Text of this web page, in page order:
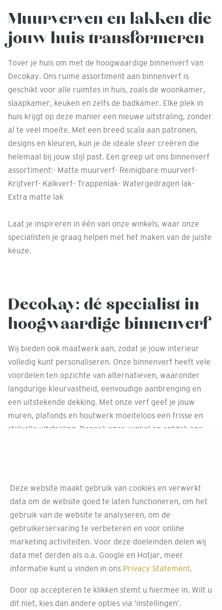
Muurverven en lakken die
jouw huis transformeren
Tover je huis om met de hoogwaardige binnenverf van
Decokay. Ons ruime assortiment aan binnenverf is
geschikt voor alle ruimtes in huis, zoals de woonkamer,
slaapkamer, keuken en zelfs de badkamer. Elke plek in
huis krijgt op deze manier een nieuwe uitstraling, zonder
al te veel moeite. Met een breed scala aan patronen,
designs en kleuren, kun je de ideale sfeer creëren die
helemaal bij jouw stijl past. Een greep uit ons binnenverf
assortiment:- Matte muurverf- Reinigbare muurverf-
Krijtverf- Kalkverf- Trappenlak- Watergedragen lak-
Extra matte lak
Laat je inspireren in één van onze winkels, waar onze
specialisten je graag helpen met het maken van de juiste
keuze.
Decokay: dé specialist in
hoogwaardige binnenverf
Wij bieden ook maatwerk aan, zodat je jouw interieur
volledig kunt personaliseren. Onze binnenverf heeft vele
voordelen ten opzichte van alternatieven, waaronder
langdurige kleurvastheid, eenvoudige aanbrenging en
een uitstekende dekking. Met onze verf geef je jouw
muren, plafonds en houtwerk moeiteloos een frisse en
stijlvolle uitstraling. Bezoek onze winkel en ontdek ons
Deze website maakt gebruik van cookies en verwerkt
data om de website goed te laten functioneren, om het
gebruik van de website te analyseren, om de
gebruikerservaring te verbeteren en voor online
marketing activiteiten. Voor deze doeleinden delen wij
data met derden als o.a. Google en Hotjar, meer
informatie kunt u vinden in ons Privacy Statement
Door op accepteren te klikken stemt u hiermee in. Wilt u
dit niet, kies dan andere opties via ‘instellingen’.